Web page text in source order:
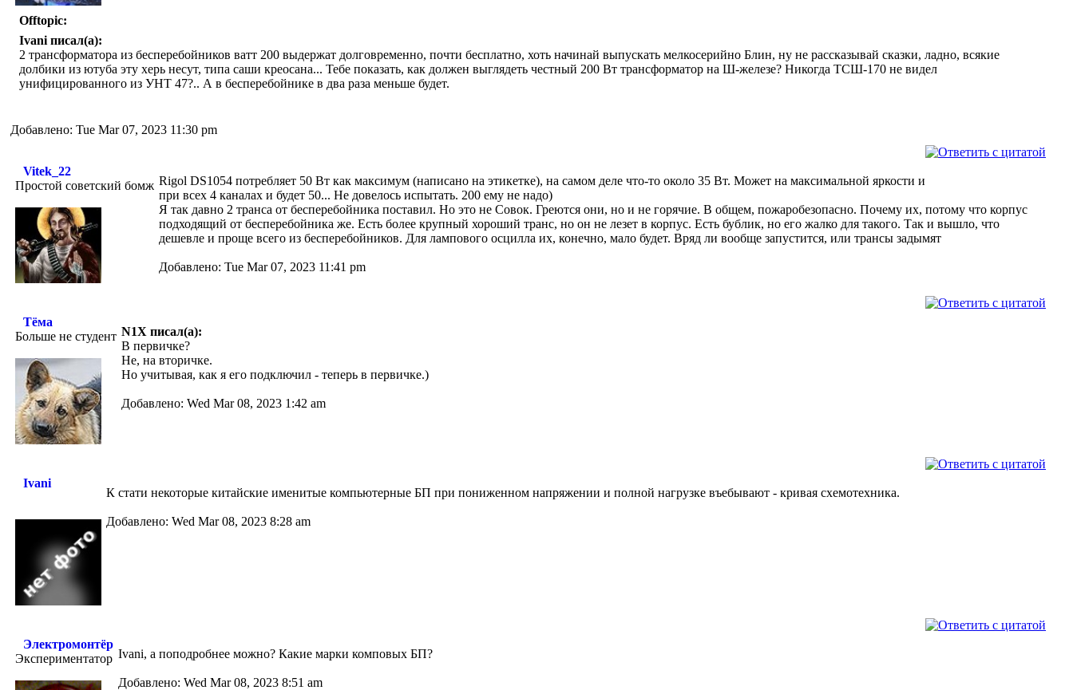
Offtopic:
Ivani писал(а):
2 трансформатора из бесперебойников ватт 200 выдержат долговременно, почти бесплатно, хоть начинай выпускать мелкосерийноБлин, ну не рассказывай сказки, ладно, всякие
долбики из ютуба эту херь несут, типа саши креосана... Тебе показать, как должен выглядеть честный 200 Вт трансформатор на Ш-железе? Никогда ТСШ-170 не видел
унифицированного из УНТ 47?.. А в бесперебойнике в два раза меньше будет.
Добавлено: Tue Mar 07, 2023 11:30 pm
Vitek_22
Простой советский бомж Rigol DS1054 потребляет 50 Вт как максимум (написано на этикетке), на самом деле что-то около 35 Вт. Может на максимальной яркости и
при всех 4 каналах и будет 50... Не довелось испытать. 200 ему не надо)
Я так давно 2 транса от бесперебойника поставил. Но это не Совок. Греются они, но и не горячие. В общем, пожаробезопасно. Почему их, потому что корпус
подходящий от бесперебойника же. Есть более крупный хороший транс, но он не лезет в корпус. Есть бублик, но его жалко для такого. Так и вышло, что
дешевле и проще всего из бесперебойников. Для лампового осцилла их, конечно, мало будет. Вряд ли вообще запустится, или трансы задымят
Добавлено: Tue Mar 07, 2023 11:41 pm
Тёма
Больше не студент N1X писал(а):
В первичке?
Не, на вторичке.
Но учитывая, как я его подключил - теперь в первичке.)
Добавлено: Wed Mar 08, 2023 1:42 am
Ivani
К стати некоторые китайские именитые компьютерные БП при пониженном напряжении и полной нагрузке въебывают - кривая схемотехника.
Добавлено: Wed Mar 08, 2023 8:28 am
Электромонтёр
Экспериментатор Ivani, а поподробнее можно? Какие марки комповых БП?
Добавлено: Wed Mar 08, 2023 8:51 am